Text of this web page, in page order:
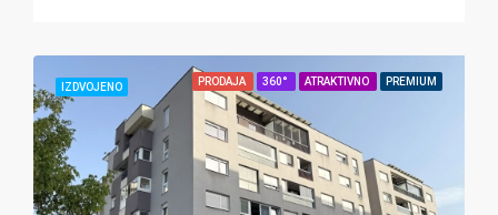
IZDVOJENO PRODAJA 360° ATRAKTIVNO PREMIUM